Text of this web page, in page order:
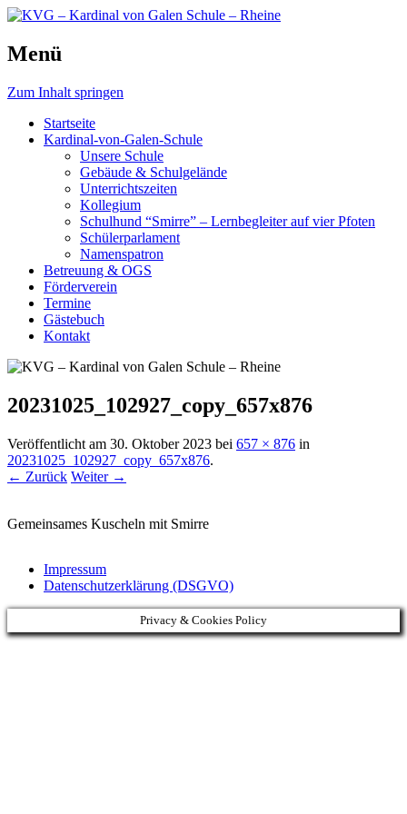
KVG – Kardinal von Galen
Schule – Rheine
Schule, die bewegt.
Menü
Zum Inhalt springen
Startseite
Kardinal-von-Galen-Schule
Unsere Schule
Gebäude & Schulgelände
Unterrichtszeiten
Kollegium
Schulhund “Smirre” – Lernbegleiter auf vier Pfoten
Schülerparlament
Namenspatron
Betreuung & OGS
Förderverein
Termine
Gästebuch
Kontakt
20231025_102927_copy_657x876
Veröffentlicht am 30. Oktober 2023 bei 657 × 876 in
20231025_102927_copy_657x876.
← Zurück Weiter →
Gemeinsames Kuscheln mit Smirre
Impressum
Datenschutzerklärung (DSGVO)
Privacy & Cookies Policy